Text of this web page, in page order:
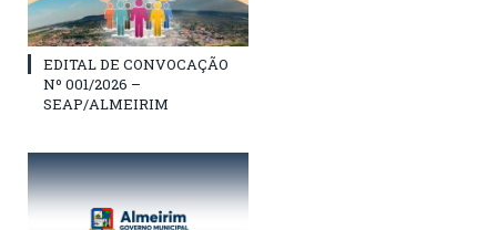
EDITAL DE CONVOCAÇÃO
Nº 001/2026 –
SEAP/ALMEIRIM